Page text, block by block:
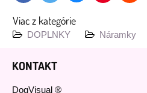
Viac z kategórie
DOPLNKY Náramky
KONTAKT
DogVisual ®